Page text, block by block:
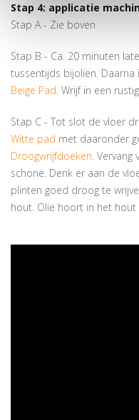
Stap 4: applicatie
Stap A - Zie boven
Stap B - Ca. 20 minuten
tussentijds bijoliën. Daarna
Beige Pad. Wrijf in een
Stap C - Tot slot de vloer
Witte pad met daaronder
Droogwrijfdoeken.
schone. Denk er aan de
plinten goed droog te
hout. Olie hoort in het